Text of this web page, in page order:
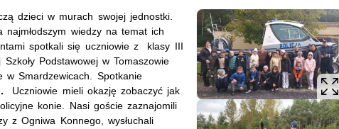
dzieci w murach swojej jednostki.
wiedzy na temat ich
spotkali się uczniowie z
klasy III
Podstawowej w Tomaszowie
w Smardzewicach. Spotkanie
. Uczniowie mieli okazję zobaczyć jak
konie. Nasi goście zaznajomili
z Ogniwa Konnego, wysłuchali